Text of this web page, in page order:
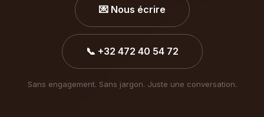
💌 Nous écrire
📞 +32 472 40 54 72
Sans engagement. Sans jargon. Juste une conversation.